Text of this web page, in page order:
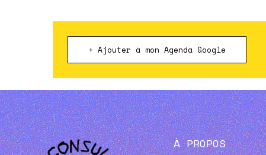
+ Ajouter à mon Agenda Google
À PROPOS